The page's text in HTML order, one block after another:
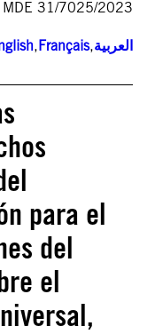
MDE 31/7025/2023
,Français,العربية
para el
del
el